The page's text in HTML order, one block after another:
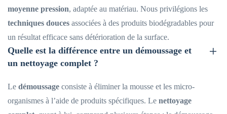
moyenne pression, adaptée au matériau. Nous privilégions les
techniques douces associées à des produits biodégradables pour
un résultat efficace sans détérioration de la surface.
Quelle est la différence entre un démoussage et
un nettoyage complet ?
Le démoussage consiste à éliminer la mousse et les micro-
organismes à l’aide de produits spécifiques. Le nettoyage